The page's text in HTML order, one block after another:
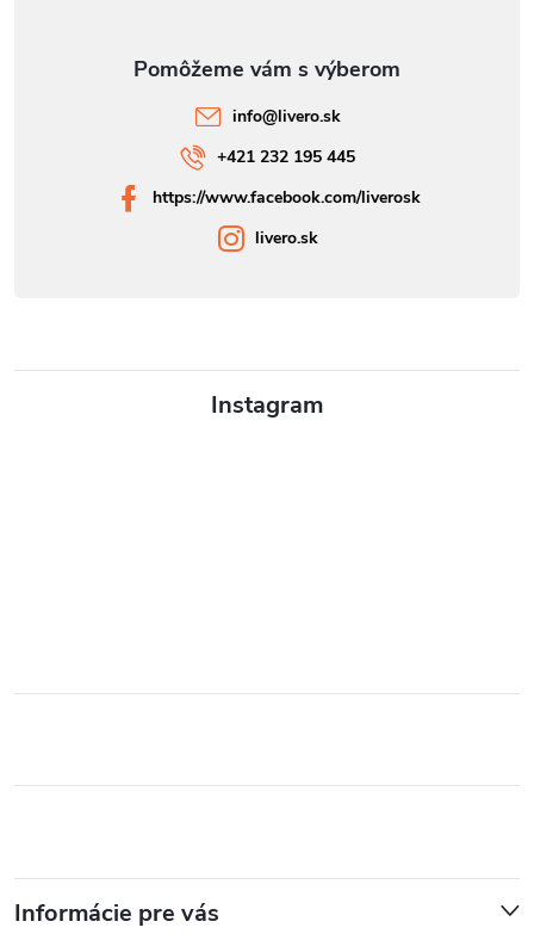
Instagram
Informácie pre vás
info@livero.sk
+421 232 195 445
https://www.facebook.com/liverosk
livero.sk